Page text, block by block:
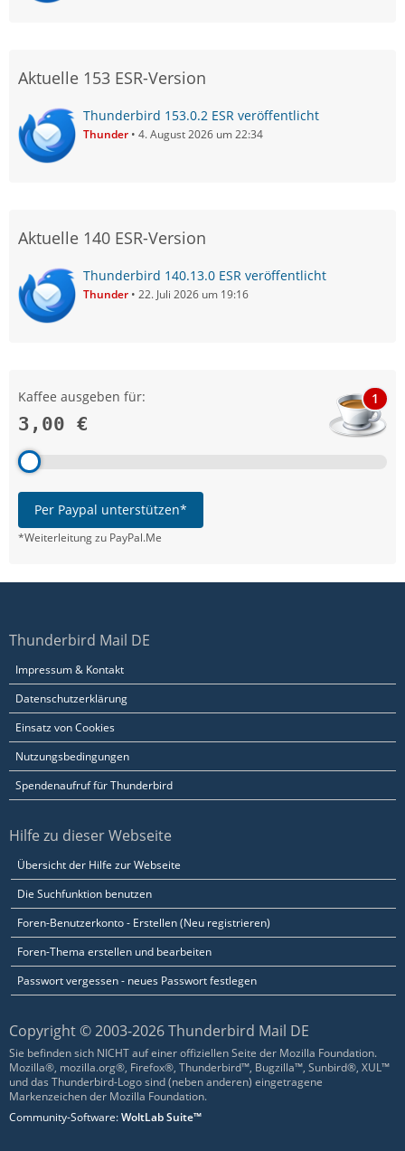
Aktuelle 153 ESR-Version
Thunderbird 153.0.2 ESR veröffentlicht
Thunder 4. August 2026 um 22:34
Aktuelle 140 ESR-Version
Thunderbird 140.13.0 ESR veröffentlicht
Thunder 22. Juli 2026 um 19:16
Kaffee ausgeben für:
3,00 €
1
Per Paypal unterstützen*
*Weiterleitung zu PayPal.Me
Thunderbird Mail DE
Impressum & Kontakt
Datenschutzerklärung
Einsatz von Cookies
Nutzungsbedingungen
Spendenaufruf für Thunderbird
Hilfe zu dieser Webseite
Übersicht der Hilfe zur Webseite
Die Suchfunktion benutzen
Foren-Benutzerkonto - Erstellen (Neu registrieren)
Foren-Thema erstellen und bearbeiten
Passwort vergessen - neues Passwort festlegen
Copyright © 2003-2026 Thunderbird Mail DE
Sie befinden sich NICHT auf einer offiziellen Seite der Mozilla Foundation.
Mozilla®, mozilla.org®, Firefox®, Thunderbird™, Bugzilla™, Sunbird®, XUL™
und das Thunderbird-Logo sind (neben anderen) eingetragene
Markenzeichen der Mozilla Foundation.
Community-Software:WoltLab Suite™